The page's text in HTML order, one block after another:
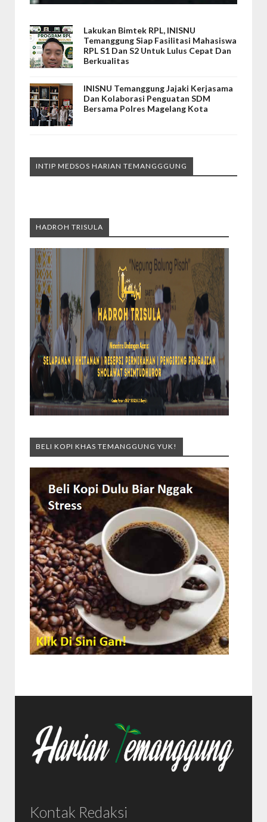
Lakukan Bimtek RPL, INISNU
Temanggung Siap Fasilitasi Mahasiswa
RPL S1 Dan S2 Untuk Lulus Cepat Dan
Berkualitas
INISNU Temanggung Jajaki Kerjasama
Dan Kolaborasi Penguatan SDM
Bersama Polres Magelang Kota
INTIP MEDSOS HARIAN TEMANGGGUNG
HADROH TRISULA
BELI KOPI KHAS TEMANGGUNG YUK!
Kontak Redaksi